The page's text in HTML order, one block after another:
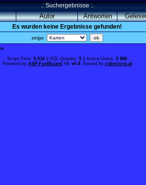
.: Suchergebnisse :.
Autor Antworten
Es wurden keine Ergebnisse gefunden!
zeige
.: Script-Time: 0,016 || SQL-Queries: 5 || Active-Users: 2 880 :.
Powered by ASP-FastBoard HE v0.8, hosted by cyberlord.at